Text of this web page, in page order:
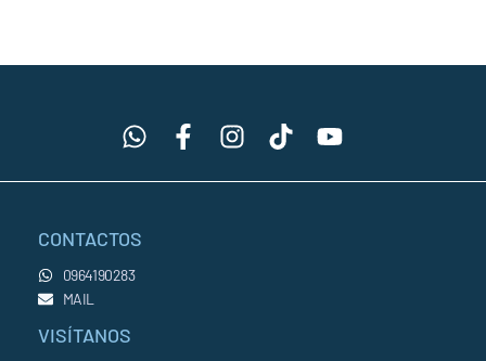
CONTACTOS
0964190283
MAIL
VISÍTANOS